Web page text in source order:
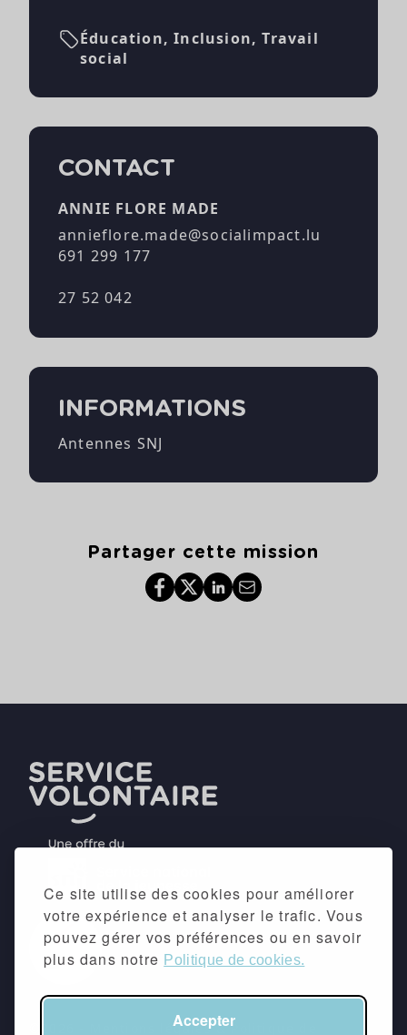
Ce site utilise des cookies pour améliorer
votre expérience et analyser le trafic. Vous
pouvez gérer vos préférences ou en savoir
plus dans notre Politique de cookies.
Accepter
Éducation, Inclusion, Travail
social
CONTACT
ANNIE FLORE MADE
annieflore.made@socialimpact.lu
691 299 177
27 52 042
INFORMATIONS
Antennes SNJ
Partager cette mission
Mentions légales&Politique de